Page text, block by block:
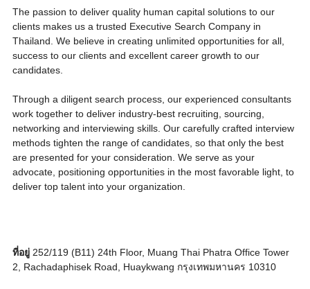
The passion to deliver quality human capital solutions to our
clients makes us a trusted Executive Search Company in
Thailand. We believe in creating unlimited opportunities for all,
success to our clients and excellent career growth to our
candidates.
Through a diligent search process, our experienced consultants
work together to deliver industry-best recruiting, sourcing,
networking and interviewing skills. Our carefully crafted interview
methods tighten the range of candidates, so that only the best
are presented for your consideration. We serve as your
advocate, positioning opportunities in the most favorable light, to
deliver top talent into your organization.
ที่อยู่252/119 (B11) 24th Floor, Muang Thai Phatra Office Tower
2, Rachadaphisek Road, Huaykwang กรุงเทพมหานคร 10310